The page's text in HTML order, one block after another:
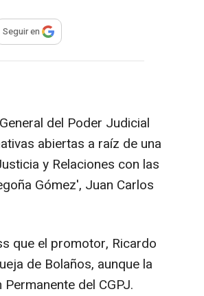
para compartir
Seguir en
del Poder Judicial
abiertas a raíz de una
y Relaciones con las
Gómez', Juan Carlos
que el promotor, Ricardo
de Bolaños, aunque la
del CGPJ.